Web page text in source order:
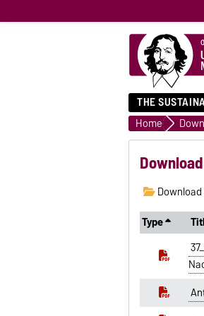
THE
Home
Type